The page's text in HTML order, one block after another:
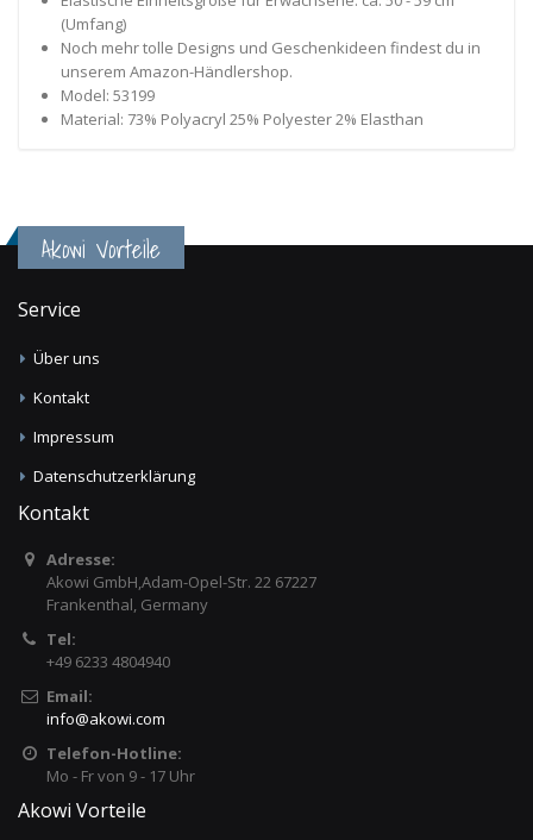
(Umfang)
Noch mehr tolle Designs und Geschenkideen findest du in
unserem Amazon-Händlershop.
Model: 53199
Material: 73% Polyacryl 25% Polyester 2% Elasthan
Akowi Vorteile
Service
Über uns
Kontakt
Impressum
Datenschutzerklärung
Kontakt
Adresse:
Akowi GmbH,Adam-Opel-Str. 22 67227
Frankenthal, Germany
Tel:
+49 6233 4804940
Email:
info@akowi.com
Telefon-Hotline:
Mo - Fr von 9 - 17 Uhr
Akowi Vorteile